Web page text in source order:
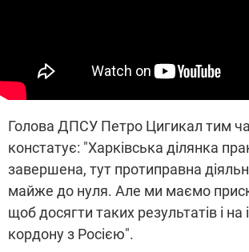
Голова ДПСУ Петро Цигикал тим
констатує: "Харківська ділянка
завершена, тут протиправна
майже до нуля. Але ми маємо
щоб досягти таких результатів і на
кордону з Росією".